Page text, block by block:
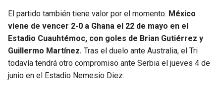
El partido también tiene valor por el momento. México
viene de vencer 2-0 a Ghana el 22 de mayo en el
Estadio Cuauhtémoc, con goles de Brian Gutiérrez y
Guillermo Martínez. Tras el duelo ante Australia, el Tri
todavía tendrá otro compromiso ante Serbia el jueves 4 de
junio en el Estadio Nemesio Diez.